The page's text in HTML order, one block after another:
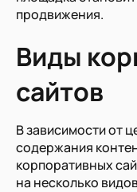
продвижения.
Виды
сайтов
В зависимости от
содержания
корпоративных
на несколько